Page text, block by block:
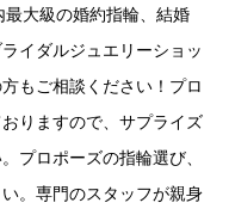
最大級の婚約指輪、結婚
イダルジュエリーショッ
もご相談ください！プロ
りますので、サプライズ
プロポーズの指輪選び、
。専門のスタッフが親身